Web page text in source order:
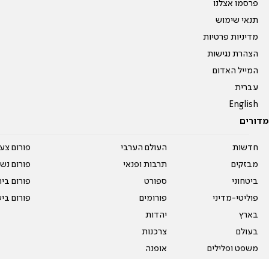
פרסמו אצלנו
תנאי שימוש
מדיניות פרטיות
הצהרת נגישות
המייל האדום
עברית
English
מדורים
חדשות
מבזקים
ביטחוני
פוליטי-מדיני
בארץ
בעולם
משפט ופלילים
העולם הערבי
תרבות ופנאי
ספורט
פורומים
יהדות
צרכנות
אופנה
פורום
פורום
פורום
פורום